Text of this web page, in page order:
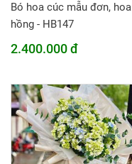
Bó hoa cúc mẫu đơn, hoa
hồng - HB147
2.400.000 đ